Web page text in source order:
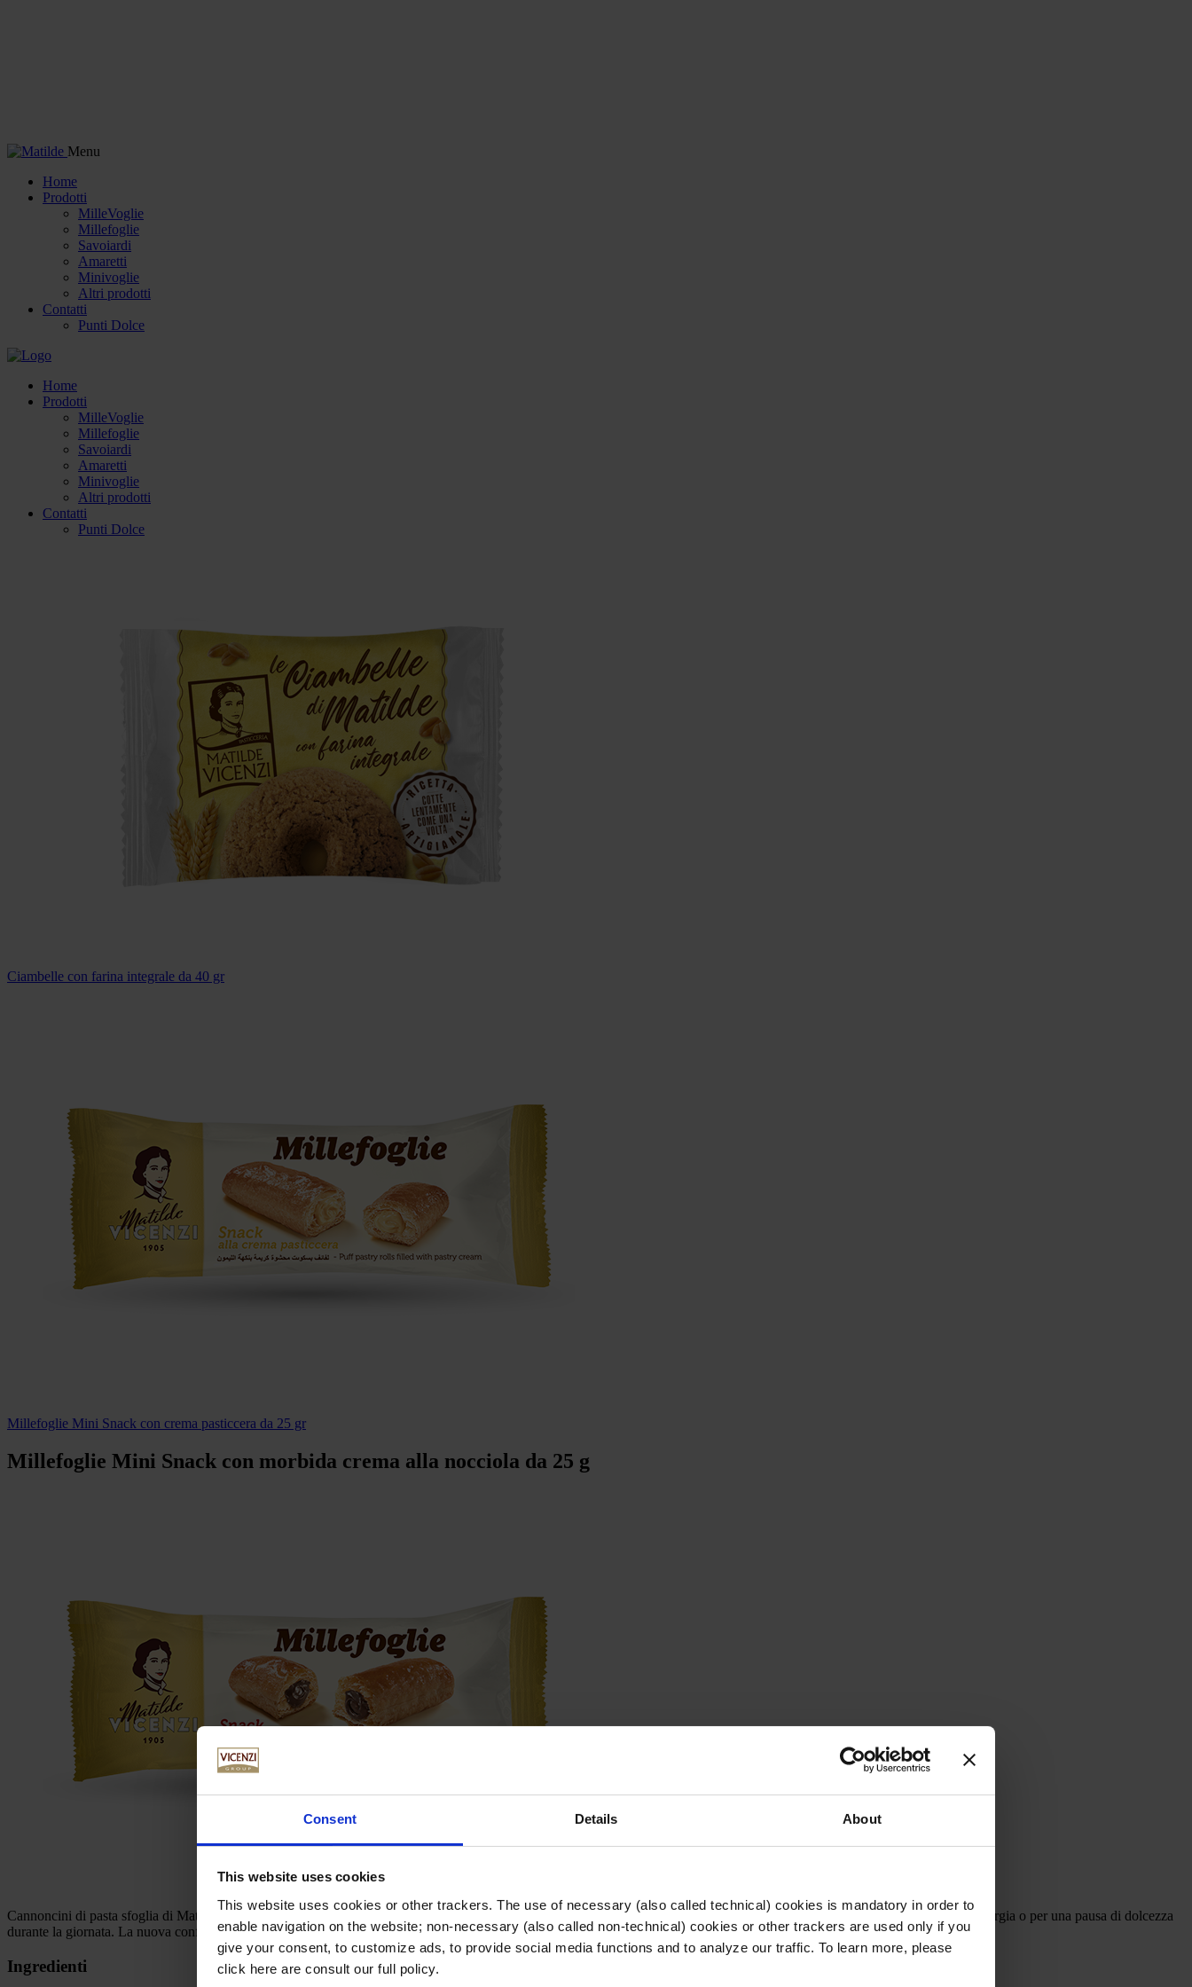
Consent Details About
This website uses cookies
This website uses cookies or other trackers. The use of necessary (also called technical) cookies is mandatory in order to
enable navigation on the website; non-necessary (also called non-technical) cookies or other trackers are used only if you
give your consent, to customize ads, to provide social media functions and to analyze our traffic. To learn more, please
click here are consult our full policy.
Menu
Home
Prodotti
MilleVoglie
Millefoglie
Savoiardi
Amaretti
Minivoglie
Altri prodotti
Contatti
Punti Dolce
Home
Prodotti
MilleVoglie
Millefoglie
Savoiardi
Amaretti
Minivoglie
Altri prodotti
Contatti
Punti Dolce
Ciambelle con farina integrale da 40 gr
Millefoglie Mini Snack con crema pasticcera da 25 gr
Millefoglie Mini Snack con morbida crema alla nocciola da 25 g
Cannoncini di pasta sfoglia di Matilde Vicenzi, friabili e croccanti, ripieni di deliziosa crema alla nocciola, sono dolcetti semplici ma golosi; lo snack ideale per una ricarica di energia o per una pausa di dolcezza
durante la giornata. La nuova confezione salva sfoglia ne garantisce la freschezza e l’integrità.
Ingredienti